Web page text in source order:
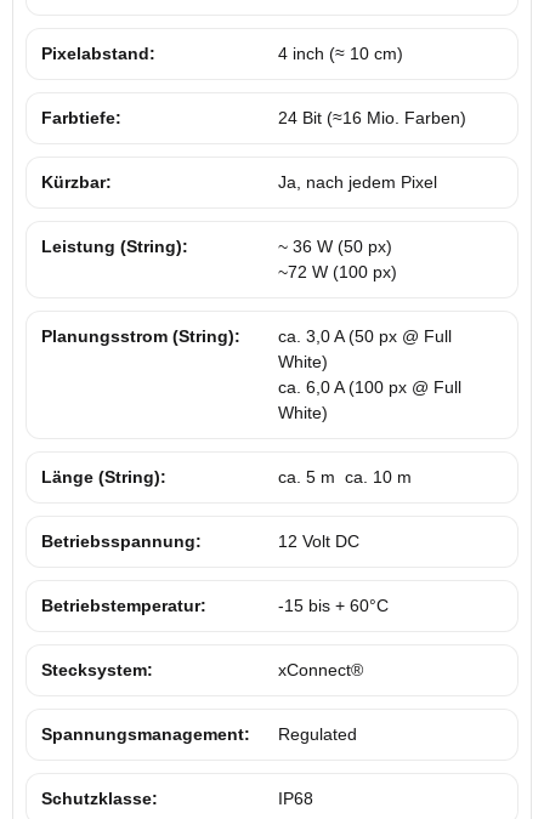
Pixelabstand: 4 inch (≈ 10 cm)
Farbtiefe: 24 Bit (≈16 Mio. Farben)
Kürzbar: Ja, nach jedem Pixel
Leistung (String):
~ 36 W (50 px)
~72 W (100 px)
Planungsstrom (String):
ca. 3,0 A (50 px @ Full
White)
ca. 6,0 A (100 px @ Full
White)
Länge (String): ca. 5 m ca. 10 m
Betriebsspannung: 12 Volt DC
Betriebstemperatur: -15 bis + 60°C
Stecksystem: xConnect®
Spannungsmanagement: Regulated
Schutzklasse: IP68